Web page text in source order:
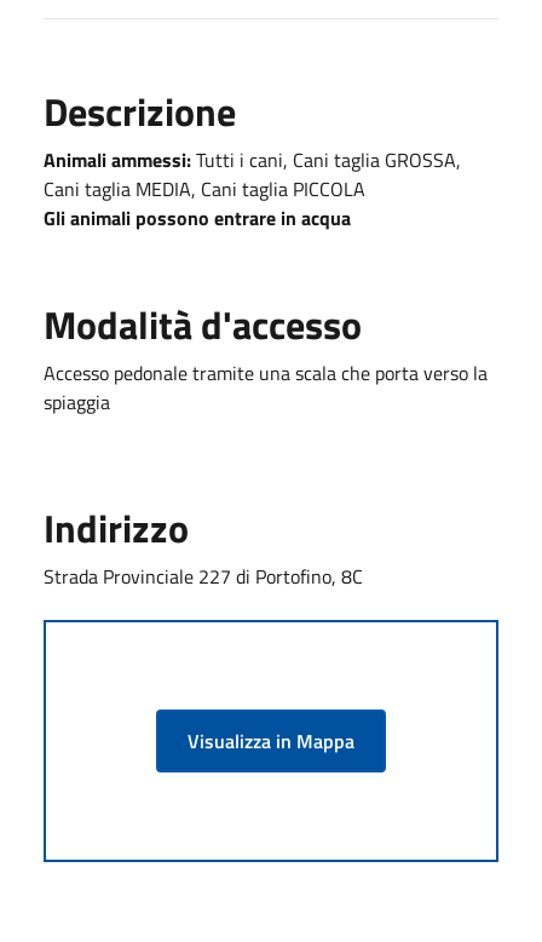
Descrizione
Animali ammessi:Tutti i cani, Cani taglia GROSSA,
Cani taglia MEDIA, Cani taglia PICCOLA
Gli animali possono entrare in acqua
Modalità d'accesso
Accesso pedonale tramite una scala che porta verso la
spiaggia
Indirizzo
Strada Provinciale 227 di Portofino, 8C
Visualizza in Mappa